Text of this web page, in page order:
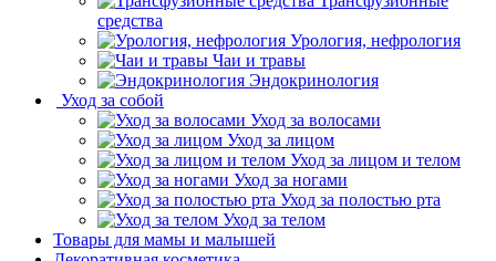
средства
Урология, нефрология
Чаи и травы
Эндокринология
Уход за собой
Уход за волосами
Уход за лицом
Уход за лицом и телом
Уход за ногами
Уход за полостью рта
Уход за телом
Товары для мамы и малышей